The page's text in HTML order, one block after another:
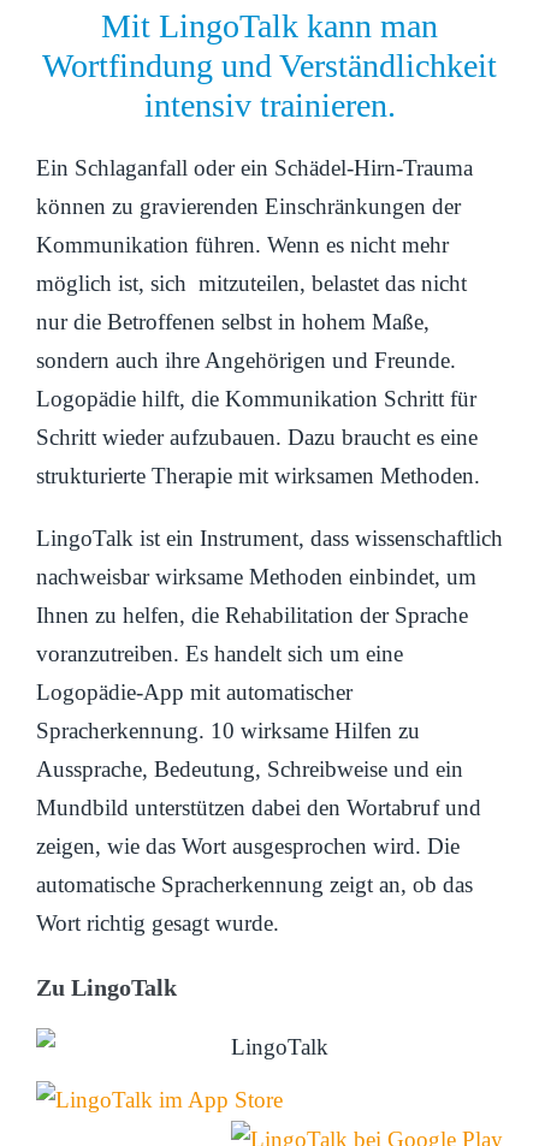
Mit LingoTalk kann man
Wortfindung und Verständlichkeit
intensiv trainieren.
Ein Schlaganfall oder ein Schädel-Hirn-Trauma
können zu gravierenden Einschränkungen der
Kommunikation führen. Wenn es nicht mehr
möglich ist, sich mitzuteilen, belastet das nicht
nur die Betroffenen selbst in hohem Maße,
sondern auch ihre Angehörigen und Freunde.
Logopädie hilft, die Kommunikation Schritt für
Schritt wieder aufzubauen. Dazu braucht es eine
strukturierte Therapie mit wirksamen Methoden.
LingoTalk ist ein Instrument, dass wissenschaftlich
nachweisbar wirksame Methoden einbindet, um
Ihnen zu helfen, die Rehabilitation der Sprache
voranzutreiben. Es handelt sich um eine
Logopädie-App mit automatischer
Spracherkennung. 10 wirksame Hilfen zu
Aussprache, Bedeutung, Schreibweise und ein
Mundbild unterstützen dabei den Wortabruf und
zeigen, wie das Wort ausgesprochen wird. Die
automatische Spracherkennung zeigt an, ob das
Wort richtig gesagt wurde.
Zu LingoTalk